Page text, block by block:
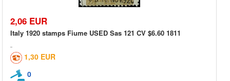
2,06 EUR
Italy 1920 stamps Fiume USED Sas 121 CV $6.60 1811
1,30 EUR
0